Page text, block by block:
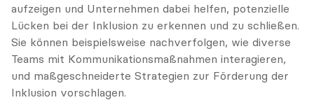
aufzeigen und Unternehmen dabei helfen, potenzielle
Lücken bei der Inklusion zu erkennen und zu schließen.
Sie können beispielsweise nachverfolgen, wie diverse
Teams mit Kommunikationsmaßnahmen interagieren,
und maßgeschneiderte Strategien zur Förderung der
Inklusion vorschlagen.